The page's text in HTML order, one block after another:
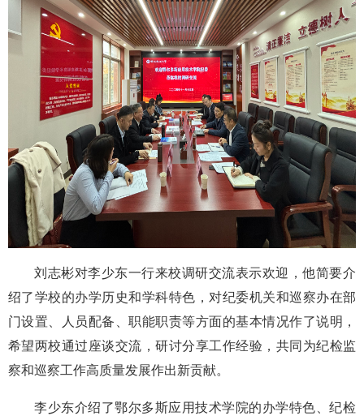
刘志彬对李少东一行来校调研交流表示欢迎，他简要介
绍了学校的办学历史和学科特色，对纪委机关和巡察办在部
门设置、人员配备、职能职责等方面的基本情况作了说明，
希望两校通过座谈交流，研讨分享工作经验，共同为纪检监
察和巡察工作高质量发展作出新贡献。
李少东介绍了鄂尔多斯应用技术学院的办学特色、纪检